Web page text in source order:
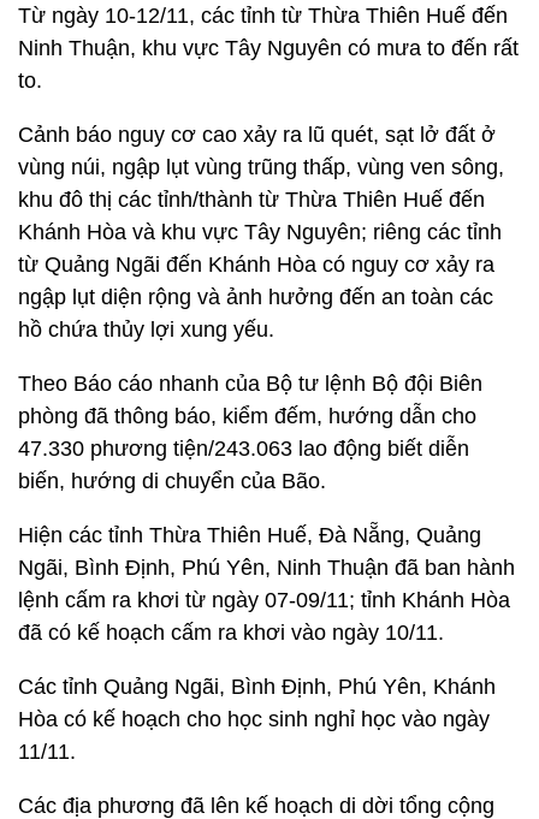
Từ ngày 10-12/11, các tỉnh từ Thừa Thiên Huế đến
Ninh Thuận, khu vực Tây Nguyên có mưa to đến rất
to.
Cảnh báo nguy cơ cao xảy ra lũ quét, sạt lở đất ở
vùng núi, ngập lụt vùng trũng thấp, vùng ven sông,
khu đô thị các tỉnh/thành từ Thừa Thiên Huế đến
Khánh Hòa và khu vực Tây Nguyên; riêng các tỉnh
từ Quảng Ngãi đến Khánh Hòa có nguy cơ xảy ra
ngập lụt diện rộng và ảnh hưởng đến an toàn các
hồ chứa thủy lợi xung yếu.
Theo Báo cáo nhanh của Bộ tư lệnh Bộ đội Biên
phòng đã thông báo, kiểm đếm, hướng dẫn cho
47.330 phương tiện/243.063 lao động biết diễn
biến, hướng di chuyển của Bão.
Hiện các tỉnh Thừa Thiên Huế, Đà Nẵng, Quảng
Ngãi, Bình Định, Phú Yên, Ninh Thuận đã ban hành
lệnh cấm ra khơi từ ngày 07-09/11; tỉnh Khánh Hòa
đã có kế hoạch cấm ra khơi vào ngày 10/11.
Các tỉnh Quảng Ngãi, Bình Định, Phú Yên, Khánh
Hòa có kế hoạch cho học sinh nghỉ học vào ngày
11/11.
Các địa phương đã lên kế hoạch di dời tổng cộng